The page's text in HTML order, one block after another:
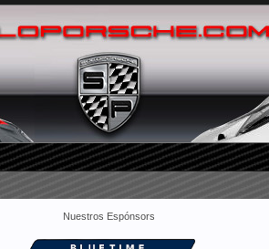
Nuestros Espónsors